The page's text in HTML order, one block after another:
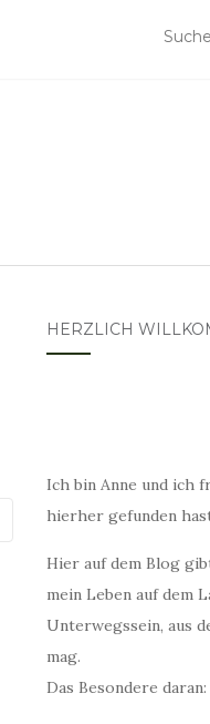
HERZLICH
Ich bin Anne und ich
hierher gefunden
Hier auf dem Blog
mein Leben auf dem
Unterwegssein, aus
mag.
Das Besondere